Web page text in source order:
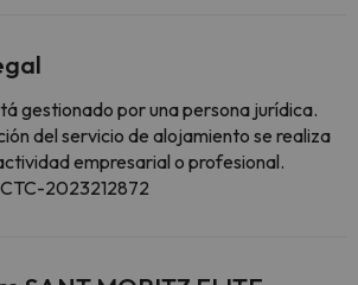
gestionado por una persona jurídica.
del servicio de alojamiento se realiza
empresarial o profesional.
2023212872